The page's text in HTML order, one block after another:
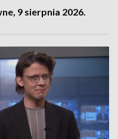
9 sierpnia 2026.